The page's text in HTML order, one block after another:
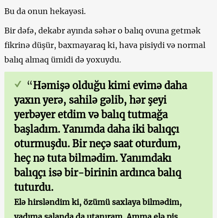
Bu da onun hekayəsi.
Bir dəfə, dekabr ayında səhər o balıq ovuna getmək
fikrinə düşür, baxmayaraq ki, hava pisiydi və normal
balıq almaq ümidi də yoxuydu.
“Həmişə olduğu kimi evimə daha
yaxın yerə, sahilə gəlib, hər şeyi
yerbəyer etdim və balıq tutmağa
başladım. Yanımda daha iki balıqçı
oturmuşdu. Bir neçə saat oturdum,
heç nə tuta bilmədim. Yanımdakı
balıqçı isə bir-birinin ardınca balıq
tuturdu.
Elə hirsləndim ki, özümü saxlaya bilmədim,